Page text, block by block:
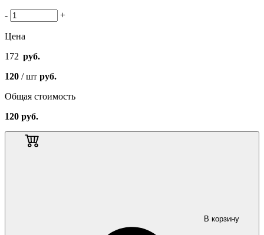
- +
Цена
172 руб.
120 / шт руб.
Общая стоимость
120 руб.
В корзину